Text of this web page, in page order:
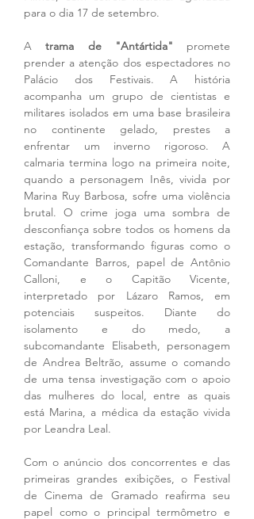
para o dia 17 de setembro.
A trama de "Antártida" promete
prender a atenção dos espectadores no
Palácio dos Festivais. A história
acompanha um grupo de cientistas e
militares isolados em uma base brasileira
no continente gelado, prestes a
enfrentar um inverno rigoroso. A
calmaria termina logo na primeira noite,
quando a personagem Inês, vivida por
Marina Ruy Barbosa, sofre uma violência
brutal. O crime joga uma sombra de
desconfiança sobre todos os homens da
estação, transformando figuras como o
Comandante Barros, papel de Antônio
Calloni, e o Capitão Vicente,
interpretado por Lázaro Ramos, em
potenciais suspeitos. Diante do
isolamento e do medo, a
subcomandante Elisabeth, personagem
de Andrea Beltrão, assume o comando
de uma tensa investigação com o apoio
das mulheres do local, entre as quais
está Marina, a médica da estação vivida
por Leandra Leal.
Com o anúncio dos concorrentes e das
primeiras grandes exibições, o Festival
de Cinema de Gramado reafirma seu
papel como o principal termômetro e